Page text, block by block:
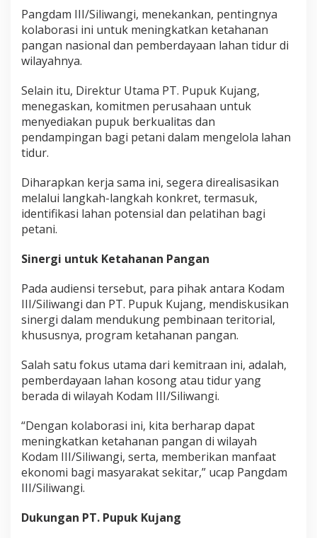
u
k
K
u
n
g
Pangdam III/Siliwangi, menekankan, pentingnya
kolaborasi ini untuk meningkatkan ketahanan
pangan nasional dan pemberdayaan lahan tidur di
wilayahnya.
Selain itu, Direktur Utama PT. Pupuk Kujang,
menegaskan, komitmen perusahaan untuk
menyediakan pupuk berkualitas dan
pendampingan bagi petani dalam mengelola lahan
tidur.
Diharapkan kerja sama ini, segera direalisasikan
melalui langkah-langkah konkret, termasuk,
identifikasi lahan potensial dan pelatihan bagi
petani.
Sinergi untuk Ketahanan Pangan
Pada audiensi tersebut, para pihak antara Kodam
III/Siliwangi dan PT. Pupuk Kujang, mendiskusikan
sinergi dalam mendukung pembinaan teritorial,
khususnya, program ketahanan pangan.
Salah satu fokus utama dari kemitraan ini, adalah,
pemberdayaan lahan kosong atau tidur yang
berada di wilayah Kodam III/Siliwangi.
“Dengan kolaborasi ini, kita berharap dapat
meningkatkan ketahanan pangan di wilayah
Kodam III/Siliwangi, serta, memberikan manfaat
ekonomi bagi masyarakat sekitar,” ucap Pangdam
III/Siliwangi.
Dukungan PT. Pupuk Kujang